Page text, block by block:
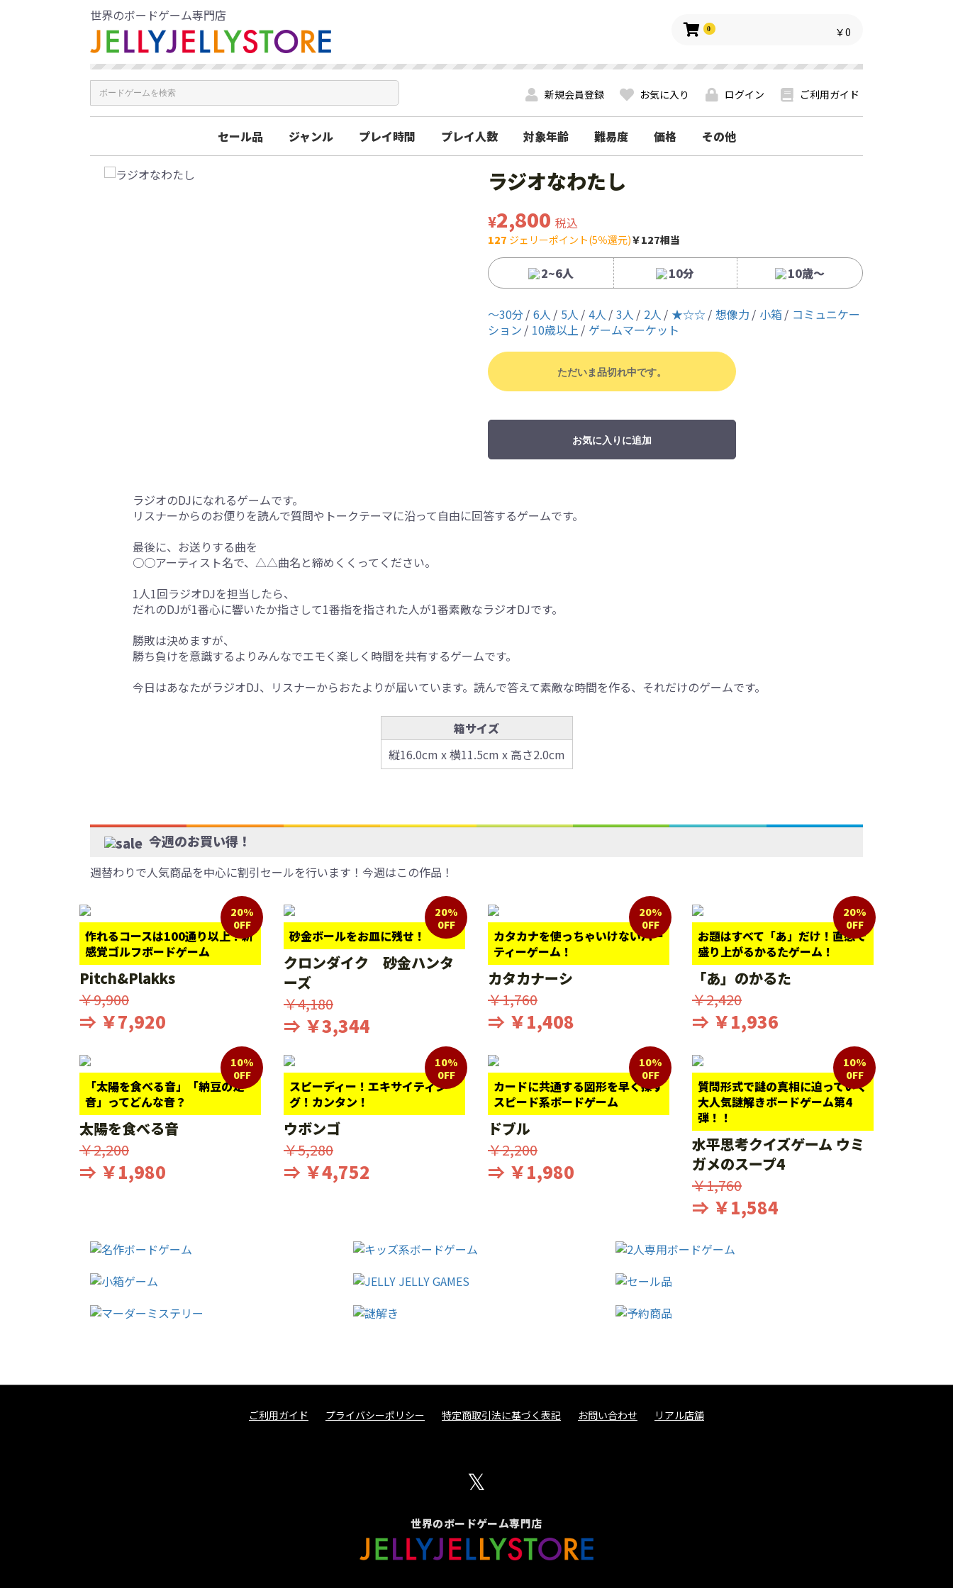
世界のボードゲーム専門店
0 ￥0
新規会員登録 お気に入り ログイン ご利用ガイド
セール品 ジャンル プレイ時間 プレイ人数 対象年齢 難易度 価格 その他
ラジオなわたし
¥2,800 税込
127 ジェリーポイント(5％還元)￥127相当
2~6人 10分 10歳〜
〜30分 6人 5人 4人 3人 2人 ★☆☆ 想像力 小箱
コミュニケー
ション
10歳以上 ゲームマーケット
ただいま品切れ中です。
お気に入りに追加
ラジオのDJになれるゲームです。
リスナーからのお便りを読んで質問やトークテーマに沿って自由に回答するゲームです。
最後に、お送りする曲を
○○アーティスト名で、△△曲名と締めくくってください。
1人1回ラジオDJを担当したら、
だれのDJが1番心に響いたか指さして1番指を指された人が1番素敵なラジオDJです。
勝敗は決めますが、
勝ち負けを意識するよりみんなでエモく楽しく時間を共有するゲームです。
今日はあなたがラジオDJ、リスナーからおたよりが届いています。読んで答えて素敵な時間を作る、それだけのゲームです。
箱サイズ
縦16.0cm x 横11.5cm x 高さ2.0cm
今週のお買い得！
週替わりで人気商品を中心に割引セールを行います！今週はこの作品！
作れるコースは100通り以上！新
感覚ゴルフボードゲーム
20%
0FF
Pitch&Plakks
￥9,900
⇒ ￥7,920
砂金ボールをお皿に残せ！
20%
0FF
クロンダイク 砂金ハンタ
ーズ
￥4,180
⇒ ￥3,344
カタカナを使っちゃいけないパー
ティーゲーム！
20%
0FF
カタカナーシ
￥1,760
⇒ ￥1,408
お題はすべて「あ」だけ！直感で
盛り上がるかるたゲーム！
20%
0FF
「あ」のかるた
￥2,420
⇒ ￥1,936
「太陽を食べる音」「納豆の足
音」ってどんな音？
10%
0FF
太陽を食べる音
￥2,200
⇒ ￥1,980
スピーディー！エキサイティン
グ！カンタン！
10%
0FF
ウボンゴ
￥5,280
⇒ ￥4,752
カードに共通する図形を早く探す
スピード系ボードゲーム
10%
0FF
ドブル
￥2,200
⇒ ￥1,980
質問形式で謎の真相に迫っていく
大人気謎解きボードゲーム第4
弾！！
10%
0FF
水平思考クイズゲーム ウミ
ガメのスープ4
￥1,760
⇒ ￥1,584
ご利用ガイド プライバシーポリシー 特定商取引法に基づく表記 お問い合わせ リアル店舗
𝕏
世界のボードゲーム専門店